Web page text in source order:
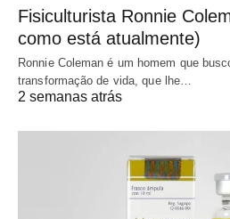
Fisiculturista Ronnie
como está atualmente)
Ronnie Coleman é um homem que
transformação de vida, que lhe…
2 semanas atrás